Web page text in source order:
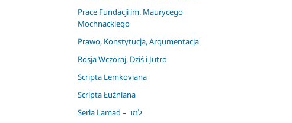
Prace Fundacji im. Maurycego
Mochnackiego
Prawo, Konstytucja, Argumentacja
Rosja Wczoraj, Dziś i Jutro
Scripta Lemkoviana
Scripta Łużniana
Seria Lamad – למד